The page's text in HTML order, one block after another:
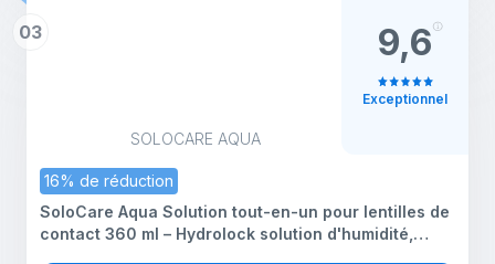
03
SOLOCARE AQUA
16% de réduction
SoloCare Aqua Solution tout-en-un pour lentilles de
contact 360 ml – Hydrolock solution d'humidité,
9,6
Exceptionnel